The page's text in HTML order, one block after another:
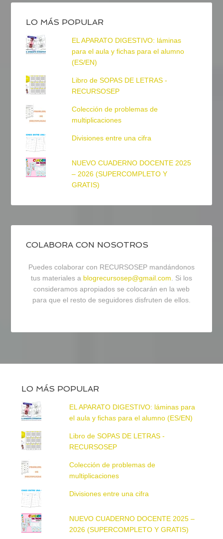
LO MÁS POPULAR
EL APARATO DIGESTIVO: láminas
para el aula y fichas para el alumno
(ES/EN)
Libro de SOPAS DE LETRAS -
RECURSOSEP
Colección de problemas de
multiplicaciones
Divisiones entre una cifra
NUEVO CUADERNO DOCENTE 2025
– 2026 (SUPERCOMPLETO Y
GRATIS)
COLABORA CON NOSOTROS
Puedes colaborar con RECURSOSEP mandándonos
tus materiales a blogrecursosep@gmail.com. Si los
consideramos apropiados se colocarán en la web
para que el resto de seguidores disfruten de ellos.
LO MÁS POPULAR
EL APARATO DIGESTIVO: láminas para
el aula y fichas para el alumno (ES/EN)
Libro de SOPAS DE LETRAS -
RECURSOSEP
Colección de problemas de
multiplicaciones
Divisiones entre una cifra
NUEVO CUADERNO DOCENTE 2025 –
2026 (SUPERCOMPLETO Y GRATIS)